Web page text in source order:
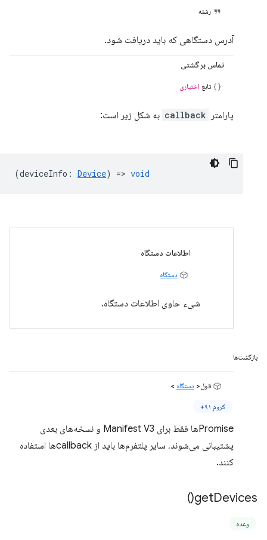
رشته
آدرس دستگاهی که باید دریافت شود.
تماس برگشتی
تابع اختیاری
پارامتر callback به شکل زیر است:
(deviceInfo : Device) => void
اطلاعات دستگاه
دستگاه
شیء حاوی اطلاعات دستگاه.
بازگشت‌ها
قول< دستگاه >
کروم ۹۱+
Promiseها فقط برای Manifest V3 و نسخه‌های بعدی
پشتیبانی می‌شوند، سایر پلتفرم‌ها باید از callbackها استفاده
کنند.
getDevices(
)
وعده